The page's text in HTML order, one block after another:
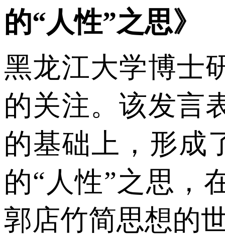
的“人性”之思》
黑龙江大学博士
的关注。该发言
的基础上，形成
的“人性”之思，
郭店竹简思想的